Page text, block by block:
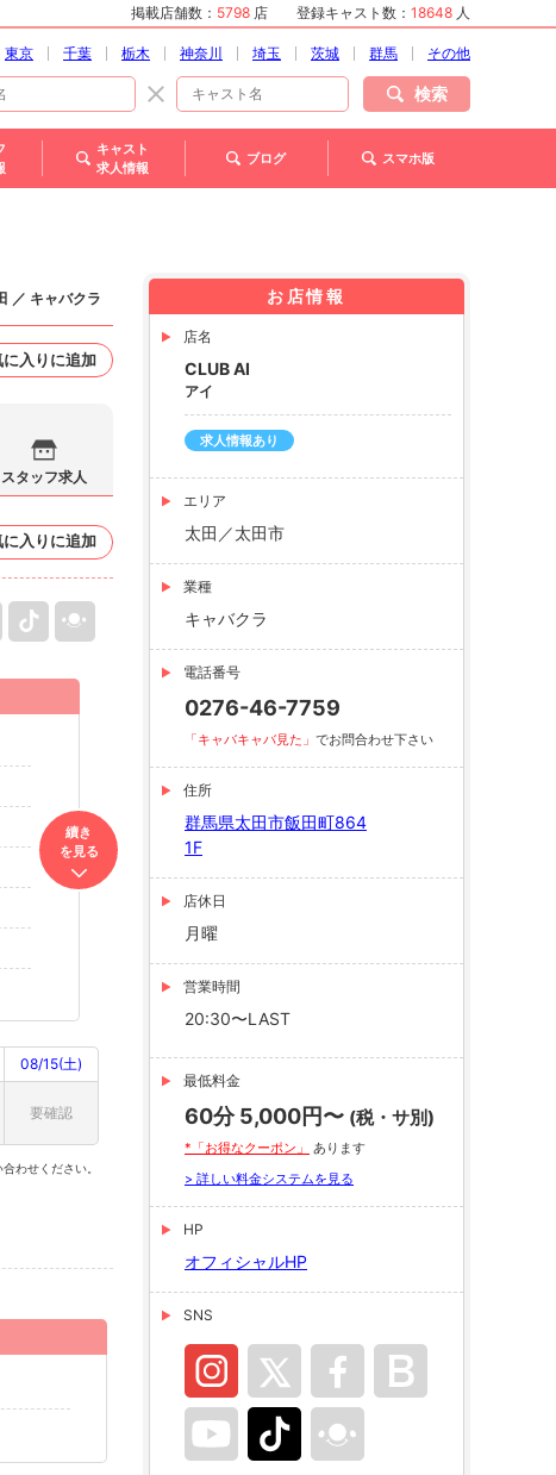
掲載店舗数： 5798 店 登録キャスト数： 18648 人
東京 千葉 栃木 神奈川 埼玉 茨城 群馬 その他
検索
キャスト
求人情報
ブログ スマホ版
／ キャバクラ
入りに追加
スタッフ求人
入りに追加
續き
を見る
08/15(土)
要確認
わせください。
お店情報
店名
CLUB AI
アイ
求人情報あり
エリア
太田／太田市
業種
キャバクラ
電話番号
0276-46-7759
「キャバキャバ見た」 でお問合わせ下さい
住所
群馬県太田市飯田町864
1F
店休日
月曜
営業時間
20:30〜LAST
最低料金
60分 5,000円〜 (税・サ別)
*「お得なクーポン」
あります
> 詳しい料金システムを見る
HP
オフィシャルHP
SNS